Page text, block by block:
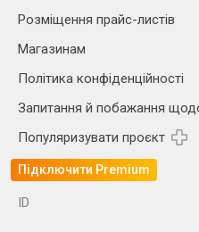
Розміщення прайс-листів
Магазинам
Політика конфіденційності
Запитання й побажання
Популяризувати проєкт
Підключити Premium
ID